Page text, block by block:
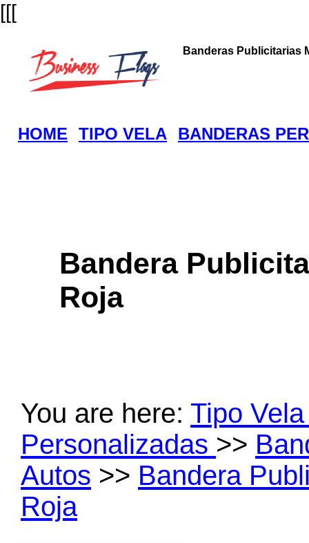
[[[
Banderas Publicitarias
HOME TIPO VELA BANDERAS
Bandera
Roja
You are here: Tipo
Personalizadas >>
Autos >> Bandera
Roja